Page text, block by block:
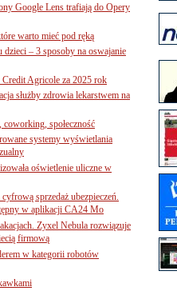
Google Lens trafiają do Opery
warto mieć pod ręką
– 3 sposoby na oswajanie
Credit Agricole za 2025 rok
służby zdrowia lekarstwem na
społeczność
systemy wyświetlania
oświetlenie uliczne w
sprzedaż ubezpieczeń.
w aplikacji CA24 Mo
Zyxel Nebula rozwiązuje
firmową
w kategorii robotów